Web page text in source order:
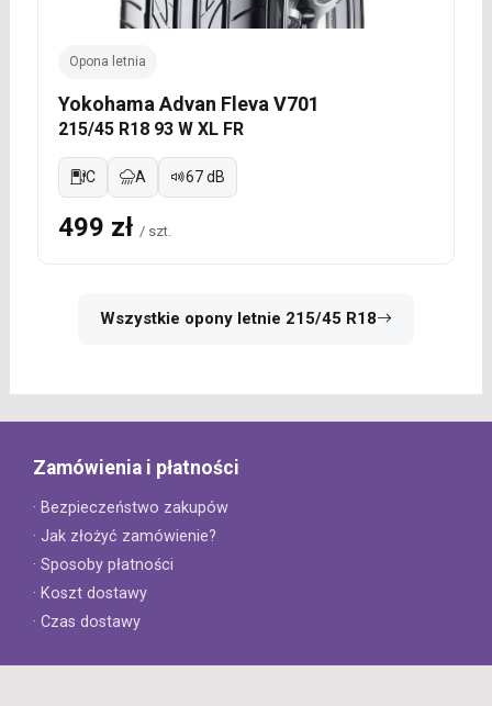
Opona letnia
Yokohama Advan Fleva V701
215/45 R18 93 W XL FR
C A 67 dB
499 zł / szt.
Wszystkie opony letnie 215/45 R18
Zamówienia i płatności
· Bezpieczeństwo zakupów
· Jak złożyć zamówienie?
· Sposoby płatności
· Koszt dostawy
· Czas dostawy